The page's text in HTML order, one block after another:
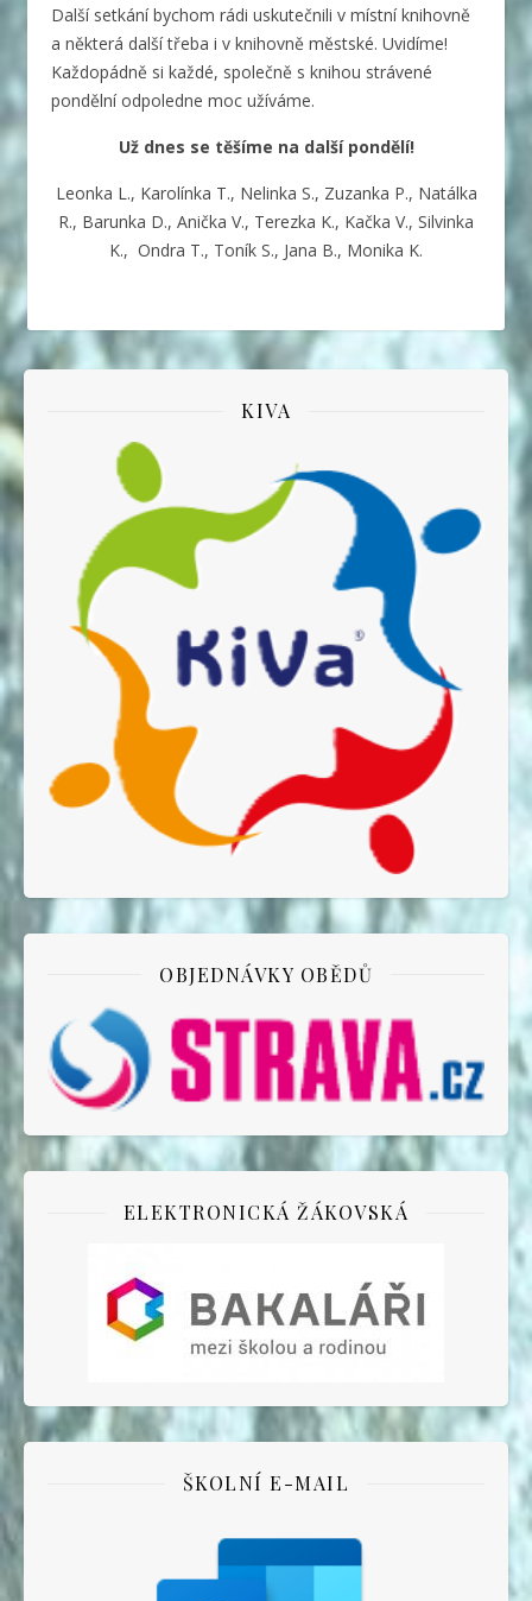
Další setkání bychom rádi uskutečnili v místní knihovně
a některá další třeba i v knihovně městské. Uvidíme!
Každopádně si každé, společně s knihou strávené
pondělní odpoledne moc užíváme.
Už dnes se těšíme na další pondělí!
Leonka L., Karolínka T., Nelinka S., Zuzanka P., Natálka
R., Barunka D., Anička V., Terezka K., Kačka V., Silvinka
K., Ondra T., Toník S., Jana B., Monika K.
KIVA
OBJEDNÁVKY OBĚDŮ
ELEKTRONICKÁ ŽÁKOVSKÁ
ŠKOLNÍ E-MAIL